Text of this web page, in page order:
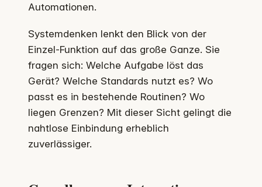
Automationen.
Systemdenken lenkt den Blick von der
Einzel-Funktion auf das große Ganze. Sie
fragen sich: Welche Aufgabe löst das
Gerät? Welche Standards nutzt es? Wo
passt es in bestehende Routinen? Wo
liegen Grenzen? Mit dieser Sicht gelingt die
nahtlose Einbindung erheblich
zuverlässiger.